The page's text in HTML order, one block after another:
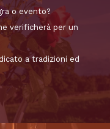
o evento?
verificherà per un
a tradizioni ed